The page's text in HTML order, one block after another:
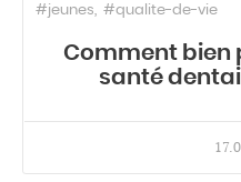
#jeunes #qualite-de-vie
Comment bien
santé